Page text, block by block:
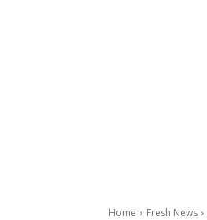
Home Fresh News